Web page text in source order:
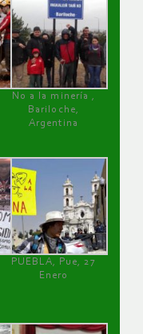
No a la minería ,
Bariloche,
Argentina
PUEBLA, Pue, 27
Enero